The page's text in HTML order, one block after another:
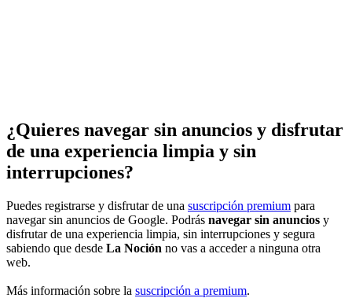
¿Quieres navegar sin anuncios y disfrutar
de una experiencia limpia y sin
interrupciones?
Puedes registrarse y disfrutar de una suscripción premium para
navegar sin anuncios de Google. Podrás navegar sin anuncios y
disfrutar de una experiencia limpia, sin interrupciones y segura
sabiendo que desde La Noción no vas a acceder a ninguna otra
web.
Más información sobre la suscripción a premium.